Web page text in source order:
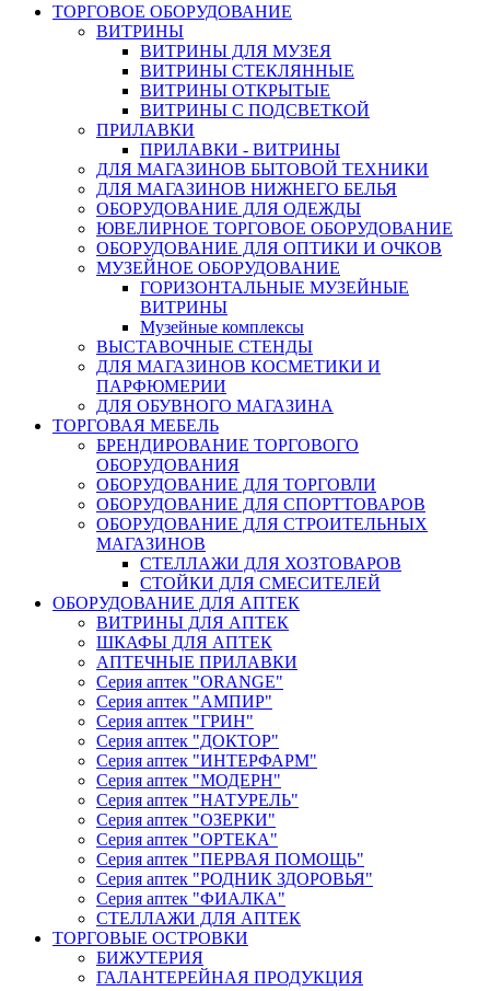
ТОРГОВОЕ ОБОРУДОВАНИЕ
ВИТРИНЫ
ВИТРИНЫ ДЛЯ МУЗЕЯ
ВИТРИНЫ СТЕКЛЯННЫЕ
ВИТРИНЫ ОТКРЫТЫЕ
ВИТРИНЫ С ПОДСВЕТКОЙ
ПРИЛАВКИ
ПРИЛАВКИ - ВИТРИНЫ
ДЛЯ МАГАЗИНОВ БЫТОВОЙ ТЕХНИКИ
ДЛЯ МАГАЗИНОВ НИЖНЕГО БЕЛЬЯ
ОБОРУДОВАНИЕ ДЛЯ ОДЕЖДЫ
ЮВЕЛИРНОЕ ТОРГОВОЕ ОБОРУДОВАНИЕ
ОБОРУДОВАНИЕ ДЛЯ ОПТИКИ И ОЧКОВ
МУЗЕЙНОЕ ОБОРУДОВАНИЕ
ГОРИЗОНТАЛЬНЫЕ МУЗЕЙНЫЕ
ВИТРИНЫ
Музейные комплексы
ВЫСТАВОЧНЫЕ СТЕНДЫ
ДЛЯ МАГАЗИНОВ КОСМЕТИКИ И
ПАРФЮМЕРИИ
ДЛЯ ОБУВНОГО МАГАЗИНА
ТОРГОВАЯ МЕБЕЛЬ
БРЕНДИРОВАНИЕ ТОРГОВОГО
ОБОРУДОВАНИЯ
ОБОРУДОВАНИЕ ДЛЯ ТОРГОВЛИ
ОБОРУДОВАНИЕ ДЛЯ СПОРТТОВАРОВ
ОБОРУДОВАНИЕ ДЛЯ СТРОИТЕЛЬНЫХ
МАГАЗИНОВ
СТЕЛЛАЖИ ДЛЯ ХОЗТОВАРОВ
СТОЙКИ ДЛЯ СМЕСИТЕЛЕЙ
ОБОРУДОВАНИЕ ДЛЯ АПТЕК
ВИТРИНЫ ДЛЯ АПТЕК
ШКАФЫ ДЛЯ АПТЕК
АПТЕЧНЫЕ ПРИЛАВКИ
Серия аптек "ORANGE"
Серия аптек "АМПИР"
Серия аптек "ГРИН"
Серия аптек "ДОКТОР"
Серия аптек "ИНТЕРФАРМ"
Серия аптек "МОДЕРН"
Серия аптек "НАТУРЕЛЬ"
Серия аптек "ОЗЕРКИ"
Серия аптек "ОРТЕКА"
Серия аптек "ПЕРВАЯ ПОМОЩЬ"
Серия аптек "РОДНИК ЗДОРОВЬЯ"
Серия аптек "ФИАЛКА"
СТЕЛЛАЖИ ДЛЯ АПТЕК
ТОРГОВЫЕ ОСТРОВКИ
БИЖУТЕРИЯ
ГАЛАНТЕРЕЙНАЯ ПРОДУКЦИЯ